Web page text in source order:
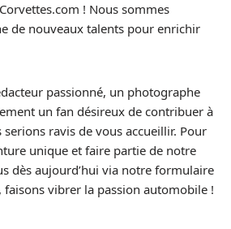
! Nous sommes
de nouveaux talents pour enrichir
passionné, un photographe
un fan désireux de contribuer à
ravis de vous accueillir. Pour
unique et faire partie de notre
dès aujourd’hui via notre formulaire
faisons vibrer la passion automobile !